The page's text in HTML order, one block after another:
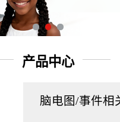
产品中心
脑电图/事件相